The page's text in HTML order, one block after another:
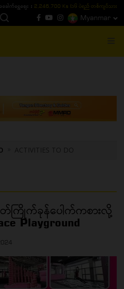
ေဈေး :3,770,000 - ပြင်ပပေါက်စျေး (၁၆ ပဲရည် တစ်ကျပ်
Myanmar
ACTIVITIES TO DO
ကြိုက်ခုန်ပေါက်ကစားလို့
Playground